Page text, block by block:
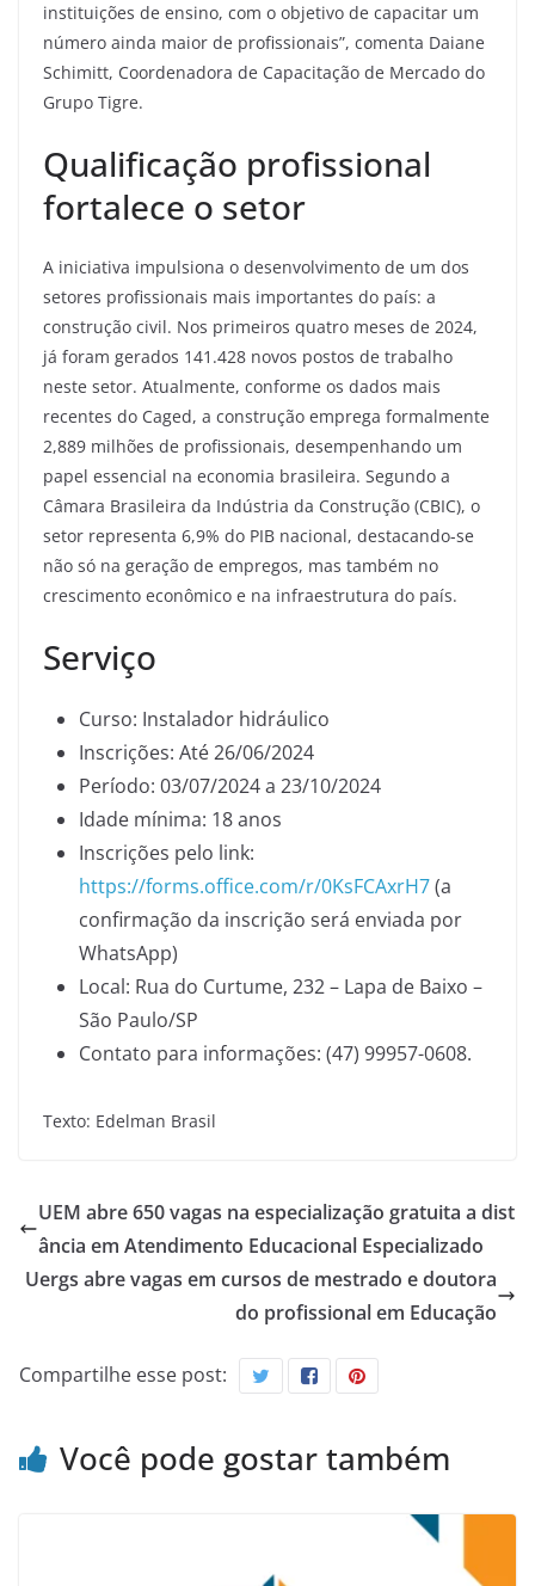
instituições de ensino, com o objetivo de capacitar um
número ainda maior de profissionais”, comenta Daiane
Schimitt, Coordenadora de Capacitação de Mercado do
Grupo Tigre.
Qualificação profissional
fortalece o setor
A iniciativa impulsiona o desenvolvimento de um dos
setores profissionais mais importantes do país: a
construção civil. Nos primeiros quatro meses de 2024,
já foram gerados 141.428 novos postos de trabalho
neste setor. Atualmente, conforme os dados mais
recentes do Caged, a construção emprega formalmente
2,889 milhões de profissionais, desempenhando um
papel essencial na economia brasileira. Segundo a
Câmara Brasileira da Indústria da Construção (CBIC), o
setor representa 6,9% do PIB nacional, destacando-se
não só na geração de empregos, mas também no
crescimento econômico e na infraestrutura do país.
Serviço
Curso: Instalador hidráulico
Inscrições: Até 26/06/2024
Período: 03/07/2024 a 23/10/2024
Idade mínima: 18 anos
Inscrições pelo link:
https://forms.office.com/r/0KsFCAxrH7(a
confirmação da inscrição será enviada por
WhatsApp)
Local: Rua do Curtume, 232 – Lapa de Baixo –
São Paulo/SP
Contato para informações: (47) 99957-0608.
Texto: Edelman Brasil
UEM abre 650 vagas na especialização gratuita a dist
ância em Atendimento Educacional Especializado
Uergs abre vagas em cursos de mestrado e doutora
do profissional em Educação
Compartilhe esse post:
Você pode gostar também